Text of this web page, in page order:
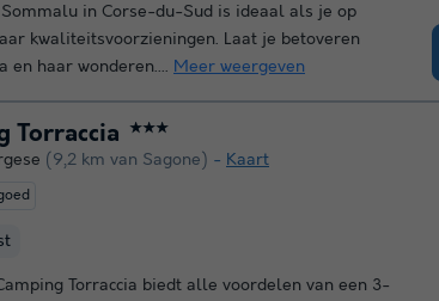
Sommalu in Corse-du-Sud is ideaal als je op
kwaliteitsvoorzieningen. Laat je betoveren
en haar wonderen.... Meer weergeven
Torraccia ★★★
(9,2 km van Sagone)
Kaart
Torraccia biedt alle voordelen van een 3-